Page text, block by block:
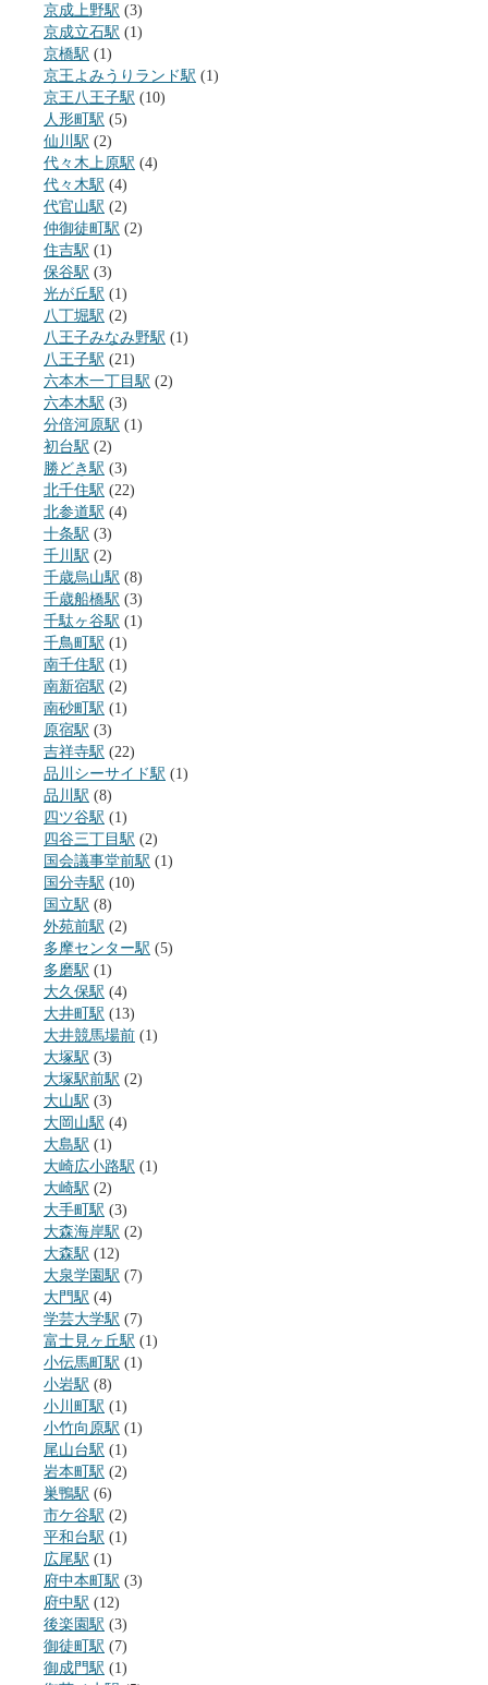
京成上野駅 (3)
京成立石駅 (1)
京橋駅 (1)
京王よみうりランド駅 (1)
京王八王子駅 (10)
人形町駅 (5)
仙川駅 (2)
代々木上原駅 (4)
代々木駅 (4)
代官山駅 (2)
仲御徒町駅 (2)
住吉駅 (1)
保谷駅 (3)
光が丘駅 (1)
八丁堀駅 (2)
八王子みなみ野駅 (1)
八王子駅 (21)
六本木一丁目駅 (2)
六本木駅 (3)
分倍河原駅 (1)
初台駅 (2)
勝どき駅 (3)
北千住駅 (22)
北参道駅 (4)
十条駅 (3)
千川駅 (2)
千歳烏山駅 (8)
千歳船橋駅 (3)
千駄ヶ谷駅 (1)
千鳥町駅 (1)
南千住駅 (1)
南新宿駅 (2)
南砂町駅 (1)
原宿駅 (3)
吉祥寺駅 (22)
品川シーサイド駅 (1)
品川駅 (8)
四ツ谷駅 (1)
四谷三丁目駅 (2)
国会議事堂前駅 (1)
国分寺駅 (10)
国立駅 (8)
外苑前駅 (2)
多摩センター駅 (5)
多磨駅 (1)
大久保駅 (4)
大井町駅 (13)
大井競馬場前 (1)
大塚駅 (3)
大塚駅前駅 (2)
大山駅 (3)
大岡山駅 (4)
大島駅 (1)
大崎広小路駅 (1)
大崎駅 (2)
大手町駅 (3)
大森海岸駅 (2)
大森駅 (12)
大泉学園駅 (7)
大門駅 (4)
学芸大学駅 (7)
富士見ヶ丘駅 (1)
小伝馬町駅 (1)
小岩駅 (8)
小川町駅 (1)
小竹向原駅 (1)
尾山台駅 (1)
岩本町駅 (2)
巣鴨駅 (6)
市ケ谷駅 (2)
平和台駅 (1)
広尾駅 (1)
府中本町駅 (3)
府中駅 (12)
後楽園駅 (3)
御徒町駅 (7)
御成門駅 (1)